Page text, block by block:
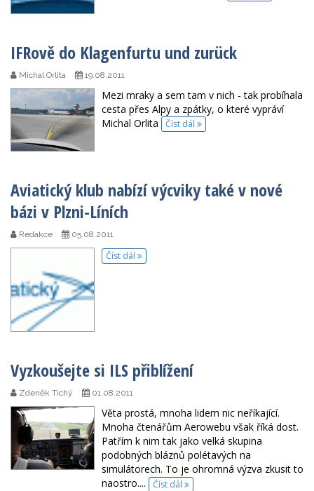
IFRově do Klagenfurtu und zurück
Michal Orlita 19.08.2011
Mezi mraky a sem tam v nich - tak probíhala
cesta přes Alpy a zpátky, o které vypráví
Michal Orlita
Číst dál
Aviatický klub nabízí výcviky také v nové
bázi v Plzni-Líních
Redakce 05.08.2011
Číst dál
Vyzkoušejte si ILS přiblížení
Zdeněk Tichý 01.08.2011
Věta prostá, mnoha lidem nic neříkající.
Mnoha čtenářům Aerowebu však říká dost.
Patřím k nim tak jako velká skupina
podobných bláznů polétavých na
simulátorech. To je ohromná výzva zkusit to
naostro....
Číst dál